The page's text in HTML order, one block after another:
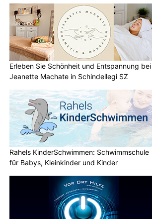
Erleben Sie Schönheit und Entspannung bei
Jeanette Machate in Schindellegi SZ
Rahels KinderSchwimmen: Schwimmschule
für Babys, Kleinkinder und Kinder